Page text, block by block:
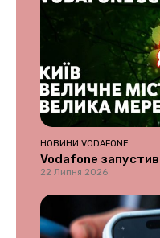
НОВИНИ VODAFONE
Vodafone запустив
22 Липня 2026